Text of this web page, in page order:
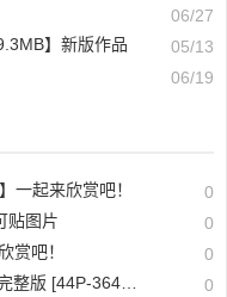
06/27
】新版作品
05/13
06/19
一起来欣赏吧！ 0
贴图片 0
赏吧！ 0
沫沫的cos作品哪里免费看 0